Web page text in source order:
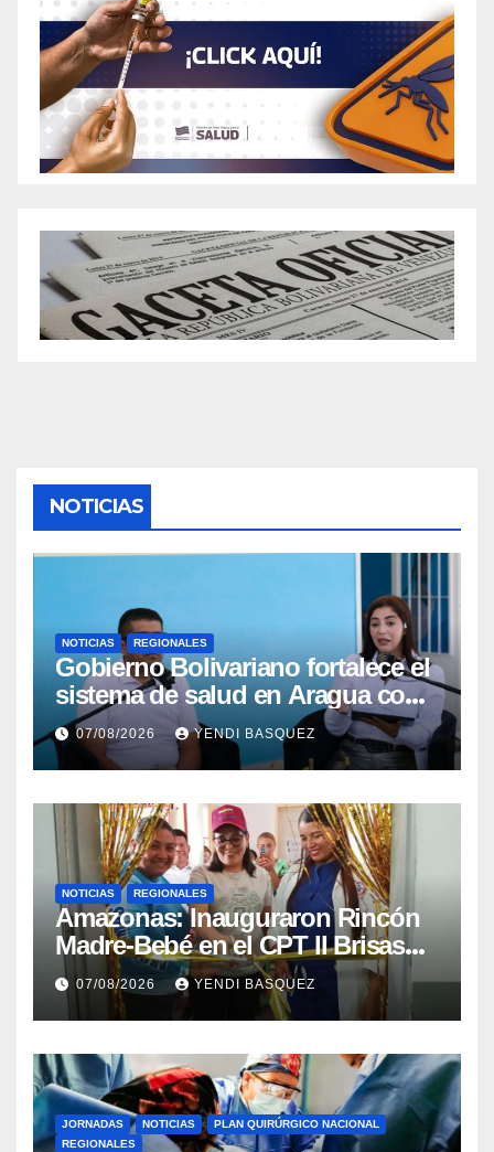
NOTICIAS
NOTICIAS REGIONALES
Gobierno Bolivariano fortalece el
sistema de salud en Aragua con
la reinauguración del CDI La
Mora
07/08/2026 YENDI BASQUEZ
NOTICIAS REGIONALES
​Amazonas: Inauguraron Rincón
Madre-Bebé en el CPT II Brisas
del Aeropuerto ​Inauguraron
Rincón
07/08/2026 YENDI BASQUEZ
JORNADAS NOTICIAS
PLAN QUIRÚRGICO NACIONAL
REGIONALES